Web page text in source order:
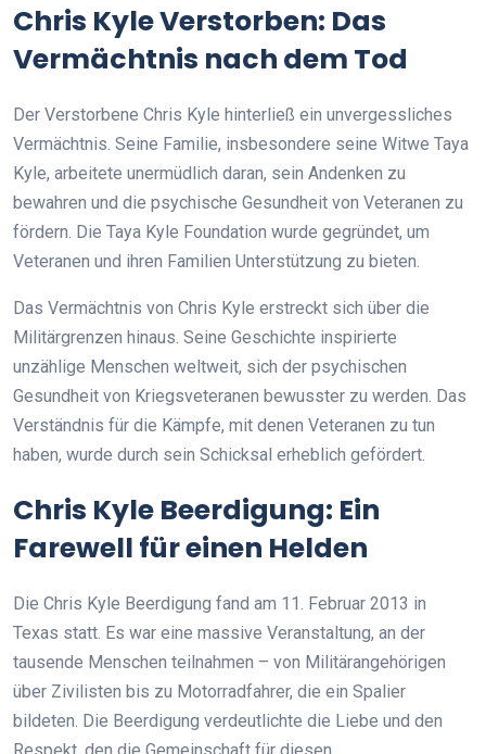
Chris Kyle Verstorben: Das
Vermächtnis nach dem Tod
Der Verstorbene Chris Kyle hinterließ ein unvergessliches
Vermächtnis. Seine Familie, insbesondere seine Witwe Taya
Kyle, arbeitete unermüdlich daran, sein Andenken zu
bewahren und die psychische Gesundheit von Veteranen zu
fördern. Die Taya Kyle Foundation wurde gegründet, um
Veteranen und ihren Familien Unterstützung zu bieten.
Das Vermächtnis von Chris Kyle erstreckt sich über die
Militärgrenzen hinaus. Seine Geschichte inspirierte
unzählige Menschen weltweit, sich der psychischen
Gesundheit von Kriegsveteranen bewusster zu werden. Das
Verständnis für die Kämpfe, mit denen Veteranen zu tun
haben, wurde durch sein Schicksal erheblich gefördert.
Chris Kyle Beerdigung: Ein
Farewell für einen Helden
Die Chris Kyle Beerdigung fand am 11. Februar 2013 in
Texas statt. Es war eine massive Veranstaltung, an der
tausende Menschen teilnahmen – von Militärangehörigen
über Zivilisten bis zu Motorradfahrer, die ein Spalier
bildeten. Die Beerdigung verdeutlichte die Liebe und den